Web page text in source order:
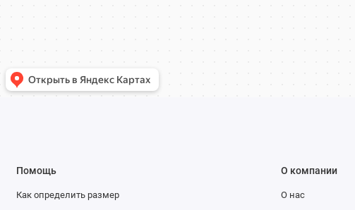
Помощь
Как определить размер
О компании
О нас